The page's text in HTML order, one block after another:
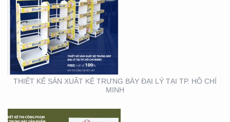
THIẾT KẾ SẢN XUẤT KỆ TRƯNG BÀY ĐẠI LÝ TẠI TP. HỒ CHÍ
MINH
THIẾT KẾ THI CÔNG KỆ
TRƯNG BÀY SẢN PHẨM
TẠI TP. HỒ CHÍ MINH